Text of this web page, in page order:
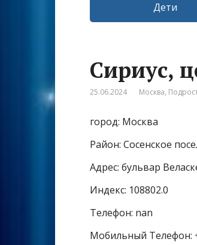
Дети
Сириус,
25.06.2024 Москва,
город: Москва
Район: Сосенское
Адрес: бульвар
Индекс: 108802.0
Телефон: nan
Мобильный Телефон: